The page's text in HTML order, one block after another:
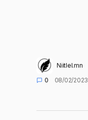
Niitlel.mn
0
08/02/2023